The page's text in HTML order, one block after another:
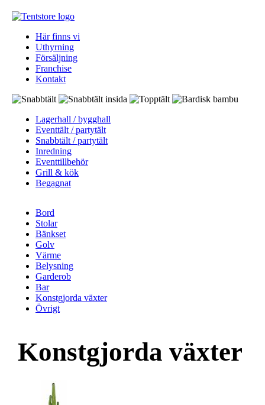
Här finns vi
Uthyrning
Försäljning
Franchise
Kontakt
Lagerhall / bygghall
Eventtält / partytält
Snabbtält / partytält
Inredning
Eventtillbehör
Grill & kök
Begagnat
Bord
Stolar
Bänkset
Golv
Värme
Belysning
Garderob
Bar
Konstgjorda växter
Övrigt
Konstgjorda växter